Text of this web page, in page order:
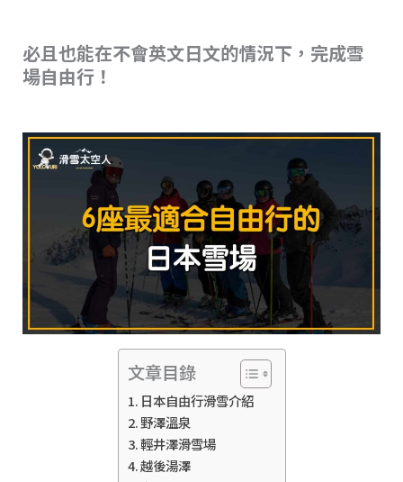
必且也能在不會英文日文的情況下，完成雪
場自由行！
文章目錄
日本自由行滑雪介紹
野澤溫泉
輕井澤滑雪場
越後湯澤